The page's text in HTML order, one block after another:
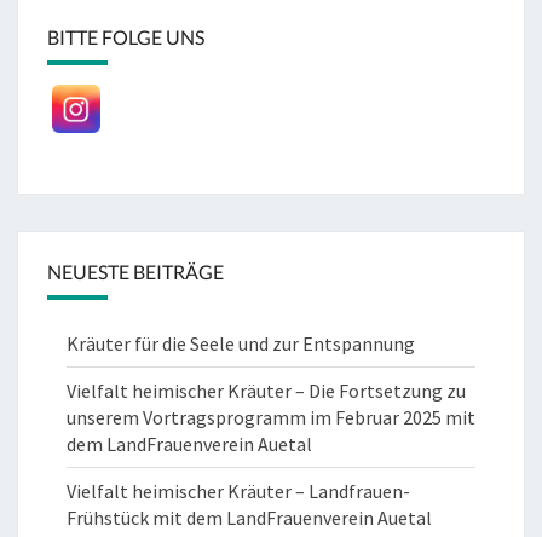
BITTE FOLGE UNS
NEUESTE BEITRÄGE
Kräuter für die Seele und zur Entspannung
Vielfalt heimischer Kräuter – Die Fortsetzung zu
unserem Vortragsprogramm im Februar 2025 mit
dem LandFrauenverein Auetal
Vielfalt heimischer Kräuter – Landfrauen-
Frühstück mit dem LandFrauenverein Auetal